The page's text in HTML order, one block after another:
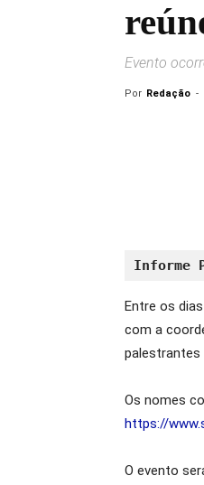
Evento
Por Redação -
Informe
Entre os
com a
palestrantes
Os nomes
https://
O evento